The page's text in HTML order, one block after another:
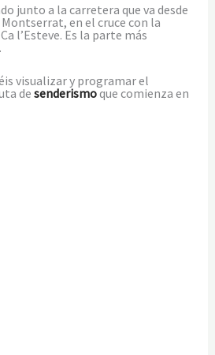
junto a la carretera que va desde
en el cruce con la
l’Esteve. Es la parte más
visualizar y programar el
de senderismoque comienza en